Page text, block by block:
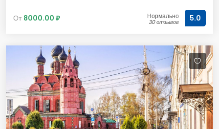
От 8000.00 ₽ Нормально
30 отзывов 5.0